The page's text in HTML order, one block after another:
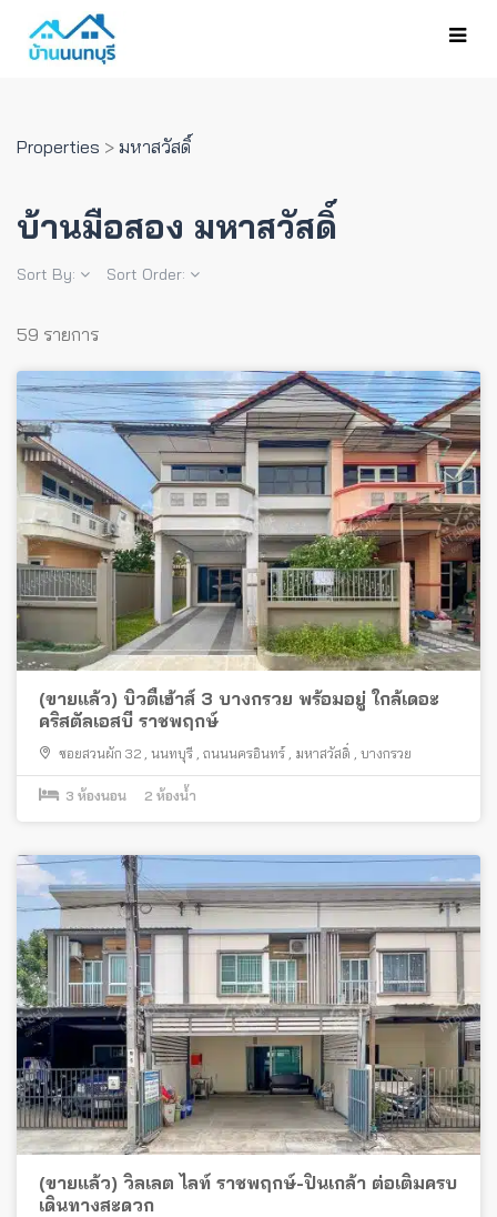
Properties > มหาสวัสดิ์
บ้านมือสอง มหาสวัสดิ์
Sort By: Sort Order:
59 รายการ
(ขายแล้ว) บิวตี้เฮ้าส์ 3 บางกรวย พร้อมอยู่ ใกล้เดอะ
คริสตัลเอสบี ราชพฤกษ์
ซอยสวนผัก 32 นนทบุรี ถนนนครอินทร์ มหาสวัสดิ์ บางกรวย
3 ห้องนอน 2 ห้องน้ำ
(ขายแล้ว) วิลเลต ไลท์ ราชพฤกษ์-ปิ่นเกล้า ต่อเติมครบ
เดินทางสะดวก